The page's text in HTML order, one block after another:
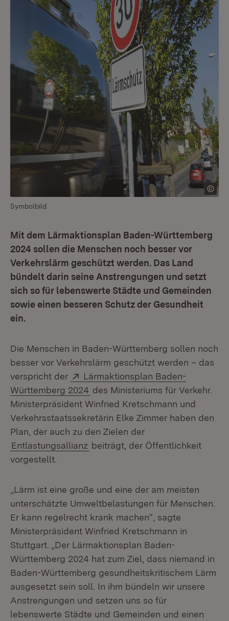
Symbolbild
Mit dem Lärmaktionsplan Baden-Württemberg
2024 sollen die Menschen noch besser vor
Verkehrslärm geschützt werden. Das Land
bündelt darin seine Anstrengungen und setzt
sich so für lebenswerte Städte und Gemeinden
sowie einen besseren Schutz der Gesundheit
ein.
Die Menschen in Baden-Württemberg sollen noch
besser vor Verkehrslärm geschützt werden – das
verspricht der
Extern:
Lärmaktionsplan Baden-
Württemberg 2024 (Öffnet in neuem Fenster)
des Ministeriums für Verkehr.
Ministerpräsident Winfried Kretschmann und
Verkehrsstaatssekretärin Elke Zimmer haben den
Plan, der auch zu den Zielen der
Entlastungsallianz beiträgt, der Öffentlichkeit
vorgestellt.
„Lärm ist eine große und eine der am meisten
unterschätzte Umweltbelastungen für Menschen.
Er kann regelrecht krank machen“, sagte
Ministerpräsident Winfried Kretschmann in
Stuttgart. „Der Lärmaktionsplan Baden-
Württemberg 2024 hat zum Ziel, dass niemand in
Baden-Württemberg gesundheitskritischem Lärm
ausgesetzt sein soll. In ihm bündeln wir unsere
Anstrengungen und setzen uns so für
lebenswerte Städte und Gemeinden und einen